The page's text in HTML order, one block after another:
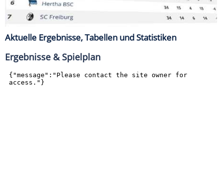
Aktuelle Ergebnisse, Tabellen und Statistiken
Ergebnisse & Spielplan